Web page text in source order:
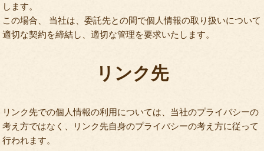
します。
この場合、 当社は、委託先との間で個人情報の取り扱いについて
適切な契約を締結し、適切な管理を要求いたします。
リンク先
リンク先での個人情報の利用については、当社のプライバシーの
考え方ではなく、リンク先自身のプライバシーの考え方に従って
行われます。